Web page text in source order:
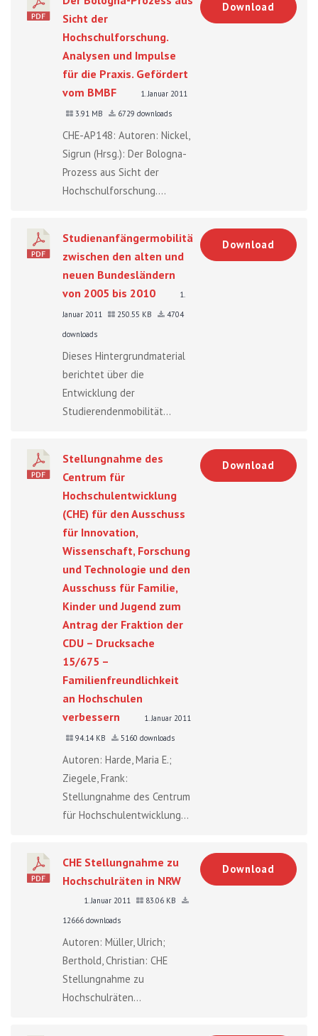
Sicht der
Hochschulforschung.
Analysen und Impulse
für die Praxis. Gefördert
vom BMBF
1. Januar 2011
3.91 MB
6729 downloads
CHE-AP148: Autoren: Nickel,
Sigrun (Hrsg.): Der Bologna-
Prozess aus Sicht der
Hochschulforschung....
Download
Studienanfängermobilität
zwischen den alten und
neuen Bundesländern
von 2005 bis 2010
1.
Januar 2011
250.55 KB
4704
downloads
Dieses Hintergrundmaterial
berichtet über die
Entwicklung der
Studierendenmobilität...
Download
Stellungnahme des
Centrum für
Hochschulentwicklung
(CHE) für den Ausschuss
für Innovation,
Wissenschaft, Forschung
und Technologie und den
Ausschuss für Familie,
Kinder und Jugend zum
Antrag der Fraktion der
CDU – Drucksache
15/675 –
Familienfreundlichkeit
an Hochschulen
verbessern
1. Januar 2011
94.14 KB
5160 downloads
Autoren: Harde, Maria E.;
Ziegele, Frank:
Stellungnahme des Centrum
für Hochschulentwicklung...
Download
CHE Stellungnahme zu
Hochschulräten in NRW
1. Januar 2011
83.06 KB
12666 downloads
Autoren: Müller, Ulrich;
Berthold, Christian: CHE
Stellungnahme zu
Hochschulräten...
Download